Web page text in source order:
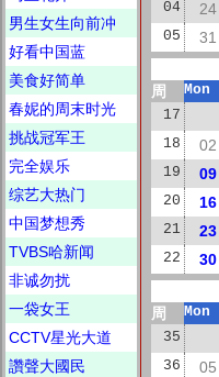
男生女生向前冲
好看中国蓝
美食好简单
春妮的周末时光
挑战冠军王
完全娱乐
综艺大热门
中国梦想秀
TVBS哈新闻
非诚勿扰
一袋女王
CCTV星光大道
讚聲大國民
04 24
05 31
周
Mon
17
18 02
19 09
20 16
21 23
22 30
周
Mon
35
36 05